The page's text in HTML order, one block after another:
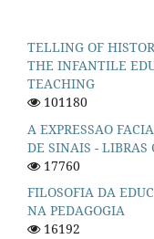
TELLING OF
THE INFANTILE
TEACHING
101180
A EXPRESSAO
DE SINAIS - LIBRAS
17760
FILOSOFIA DA
NA PEDAGOGIA
16192